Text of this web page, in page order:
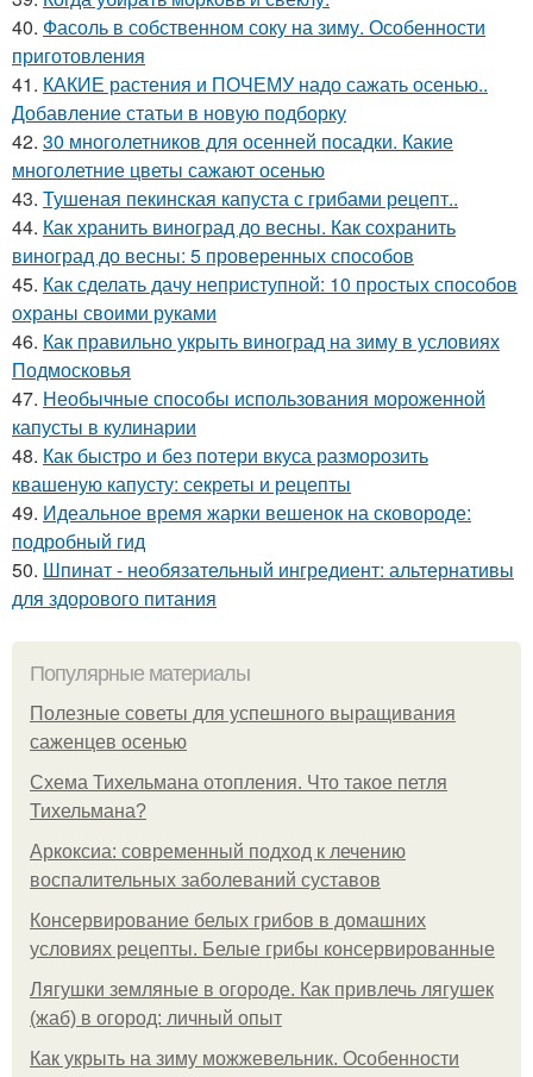
40. Фасоль в собственном соку на зиму. Особенности
приготовления
41. КАКИЕ растения и ПОЧЕМУ надо сажать осенью..
Добавление статьи в новую подборку
42. 30 многолетников для осенней посадки. Какие
многолетние цветы сажают осенью
43. Тушеная пекинская капуста с грибами рецепт..
44. Как хранить виноград до весны. Как сохранить
виноград до весны: 5 проверенных способов
45. Как сделать дачу неприступной: 10 простых способов
охраны своими руками
46. Как правильно укрыть виноград на зиму в условиях
Подмосковья
47. Необычные способы использования мороженной
капусты в кулинарии
48. Как быстро и без потери вкуса разморозить
квашеную капусту: секреты и рецепты
49. Идеальное время жарки вешенок на сковороде:
подробный гид
50. Шпинат - необязательный ингредиент: альтернативы
для здорового питания
Популярные материалы
Полезные советы для успешного выращивания
саженцев осенью
Схема Тихельмана отопления. Что такое петля
Тихельмана?
Аркоксиа: современный подход к лечению
воспалительных заболеваний суставов
Консервирование белых грибов в домашних
условиях рецепты. Белые грибы консервированные
Лягушки земляные в огороде. Как привлечь лягушек
(жаб) в огород: личный опыт
Как укрыть на зиму можжевельник. Особенности